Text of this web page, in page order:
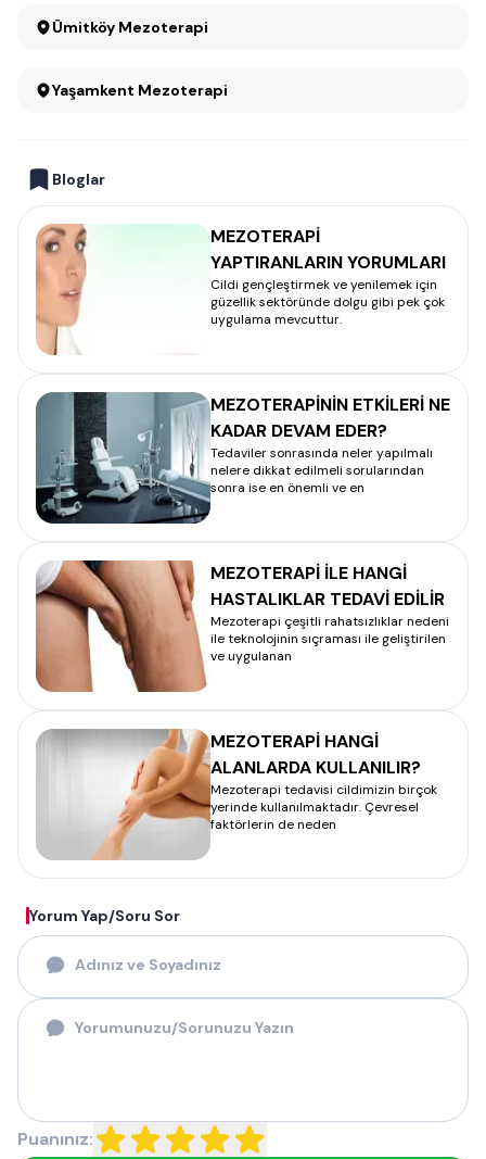
Ümitköy Mezoterapi
Yaşamkent Mezoterapi
Bloglar
MEZOTERAPİ
YAPTIRANLARIN YORUMLARI
Cildi gençleştirmek ve yenilemek için
güzellik sektöründe dolgu gibi pek çok
uygulama mevcuttur.
MEZOTERAPİNİN ETKİLERİ NE
KADAR DEVAM EDER?
Tedaviler sonrasında neler yapılmalı
nelere dikkat edilmeli sorularından
sonra ise en önemli ve en
MEZOTERAPİ İLE HANGİ
HASTALIKLAR TEDAVİ EDİLİR
Mezoterapi çeşitli rahatsızlıklar nedeni
ile teknolojinin sıçraması ile geliştirilen
ve uygulanan
MEZOTERAPİ HANGİ
ALANLARDA KULLANILIR?
Mezoterapi tedavisi cildimizin birçok
yerinde kullanılmaktadır. Çevresel
faktörlerin de neden
Yorum Yap/Soru Sor
Puanınız: